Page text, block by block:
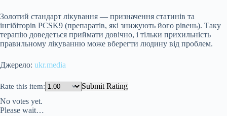
Золотий стандарт лікування — призначення статинів та
інгібіторів PCSK9 (препаратів, які знижують його рівень). Таку
терапію доведеться приймати довічно, і тільки прихильність
правильному лікуванню може вберегти людину від проблем.
Джерело: ukr.media
Rate this item:
Submit Rating
No votes yet.
Please wait…